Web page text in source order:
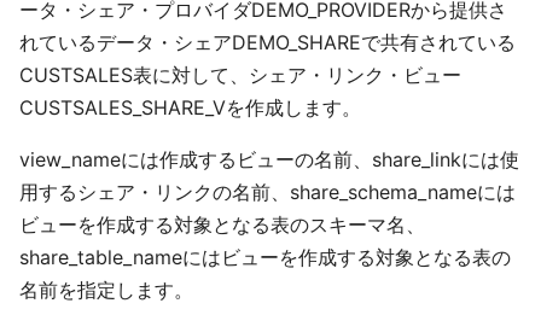
ータ・シェア・プロバイダDEMO_PROVIDERから提供さ
れているデータ・シェアDEMO_SHAREで共有されている
CUSTSALES表に対して、シェア・リンク・ビュー
CUSTSALES_SHARE_Vを作成します。
view_nameには作成するビューの名前、share_linkには使
用するシェア・リンクの名前、share_schema_nameには
ビューを作成する対象となる表のスキーマ名、
share_table_nameにはビューを作成する対象となる表の
名前を指定します。